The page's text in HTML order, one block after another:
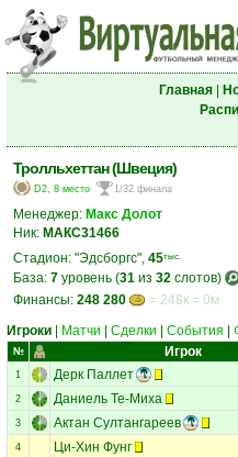
Главная|
Тролльхеттан (Швеция)
D2, 8 место 1/32 финала
Менеджер: Макс Долот
Ник: МАКС31466
Стадион: "Эдсборгс", 45тыс.
База: 7 уровень (31 из 32 слотов)
Финансы: 248 280
= 248к = 0м
Игроки
Матчи Сделки События
№ Игрок
1 Дерк Паллет
2 Даниель Те-Миха
3 Актан Султангареев
4 Ци-Хин Фунг